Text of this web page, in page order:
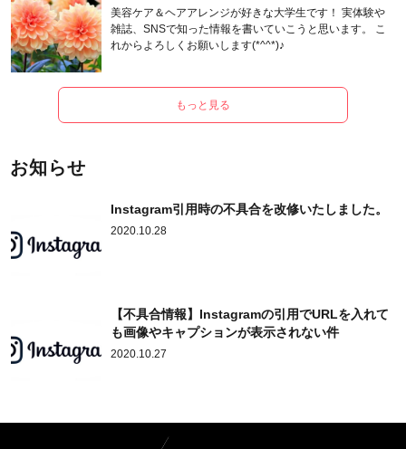
美容ケア＆ヘアアレンジが好きな大学生です！ 実体験や
雑誌、SNSで知った情報を書いていこうと思います。 こ
れからよろしくお願いします(*^^*)♪
もっと見る
お知らせ
Instagram引用時の不具合を改修いたしました。
2020.10.28
【不具合情報】Instagramの引用でURLを入れて
も画像やキャプションが表示されない件
2020.10.27